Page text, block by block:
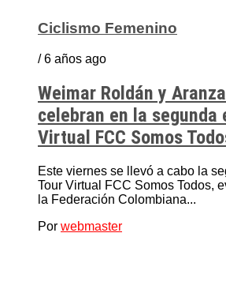
Ciclismo Femenino
/ 6 años ago
Weimar Roldán y
celebran en la segunda
Virtual FCC Somos
Este viernes se llevó a cabo la
Tour Virtual FCC Somos Todos,
la Federación Colombiana...
Por webmaster